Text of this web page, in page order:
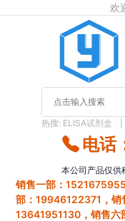
欢
热搜: ELISA试剂盒
电话
本公司产品仅供
销售一部：
部：19946122371，销
13641951130，销售